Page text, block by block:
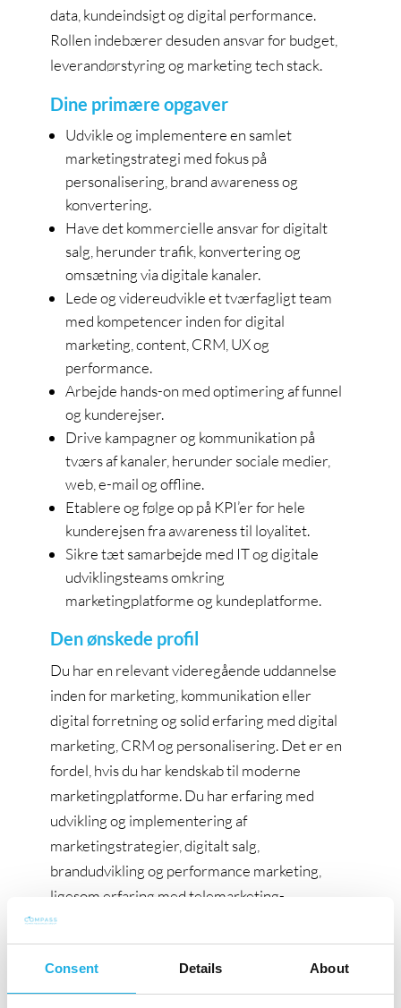
Consent Details About
data, kundeindsigt og digital performance.
Rollen indebærer desuden ansvar for budget,
leverandørstyring og marketing tech stack.
Dine primære opgaver
Udvikle og implementere en samlet
marketingstrategi med fokus på
personalisering, brand awareness og
konvertering.
Have det kommercielle ansvar for digitalt
salg, herunder trafik, konvertering og
omsætning via digitale kanaler.
Lede og videreudvikle et tværfagligt team
med kompetencer inden for digital
marketing, content, CRM, UX og
performance.
Arbejde hands-on med optimering af funnel
og kunderejser.
Drive kampagner og kommunikation på
tværs af kanaler, herunder sociale medier,
web, e-mail og offline.
Etablere og følge op på KPI’er for hele
kunderejsen fra awareness til loyalitet.
Sikre tæt samarbejde med IT og digitale
udviklingsteams omkring
marketingplatforme og kundeplatforme.
Den ønskede profil
Du har en relevant videregående uddannelse
inden for marketing, kommunikation eller
digital forretning og solid erfaring med digital
marketing, CRM og personalisering. Det er en
fordel, hvis du har kendskab til moderne
marketingplatforme. Du har erfaring med
udvikling og implementering af
marketingstrategier, digitalt salg,
brandudvikling og performance marketing,
ligesom erfaring med telemarketing-
samarbejder og inbound trafik er værdifuld.
Som leder har du erfaring med tværfaglige